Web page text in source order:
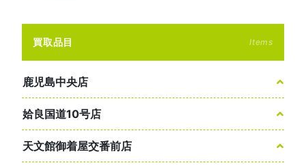
買取品目 Items
鹿児島中央店
姶良国道10号店
天文館御着屋交番前店